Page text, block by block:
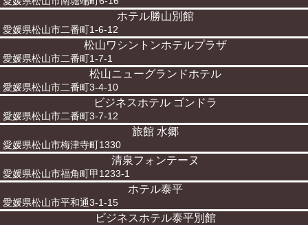
ホテル勝山別館
愛媛県松山市二番町1-6-12
松山ワシントンホテルプラザ
愛媛県松山市二番町1-7-1
松山ニューグランドホテル
愛媛県松山市二番町3-4-10
ビジネスホテル ゴンドラ
愛媛県松山市二番町3-7-12
旅館 水郷
愛媛県松山市梅津寺町1330
清泉フォンテーヌ
愛媛県松山市福角町甲1233-1
ホテル泰平
愛媛県松山市平和通3-1-15
ビジネスホテル泰平別館